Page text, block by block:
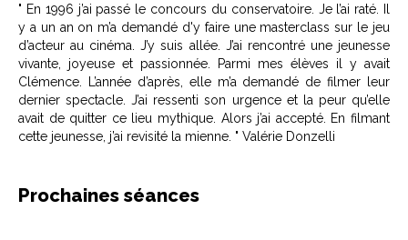
" En 1996 j’ai passé le concours du conservatoire. Je l’ai raté. Il
y a un an on m’a demandé d'y faire une masterclass sur le jeu
d’acteur au cinéma. J’y suis allée. J’ai rencontré une jeunesse
vivante, joyeuse et passionnée. Parmi mes élèves il y avait
Clémence. L’année d’après, elle m’a demandé de filmer leur
dernier spectacle. J’ai ressenti son urgence et la peur qu’elle
avait de quitter ce lieu mythique. Alors j’ai accepté. En filmant
cette jeunesse, j’ai revisité la mienne. " Valérie Donzelli
Prochaines séances